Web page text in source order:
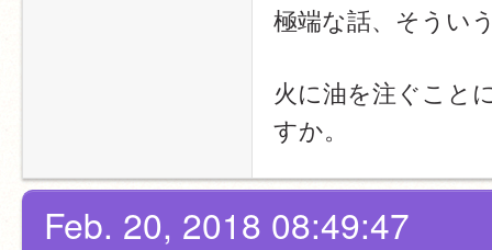
極端な話、そうい
火に油を注ぐこと
すか。
Feb. 20, 2018 08:49:47